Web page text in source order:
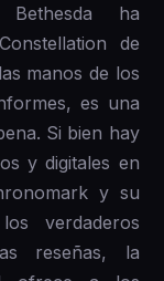
Bethesda ha
de
manos de los
es una
Si bien hay
y digitales en
y su
verdaderos
reseñas, la